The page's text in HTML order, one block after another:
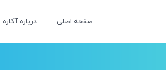
صفحه اصلی درباره آکاره